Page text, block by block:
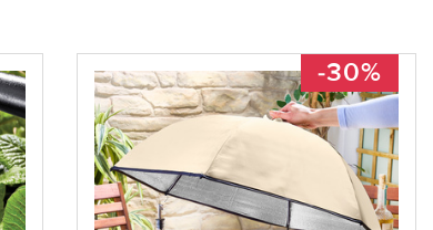
-30%